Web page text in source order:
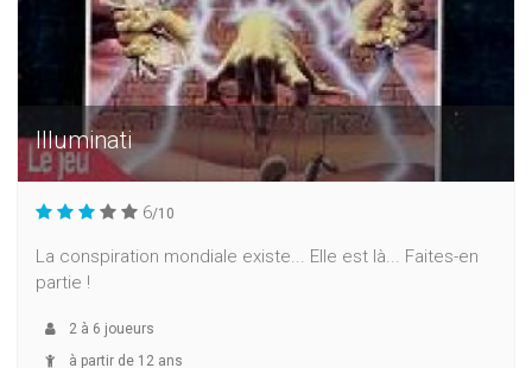
Illuminati
6/10
La conspiration mondiale existe... Elle est là... Faites-en
partie !
2 à 6 joueurs
à partir de 12 ans